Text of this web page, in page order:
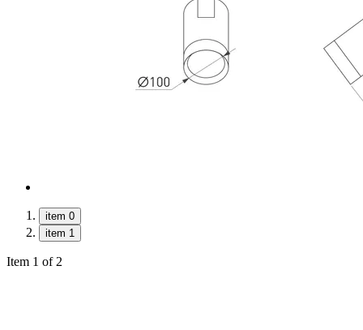
item 0
item 1
Item 1 of 2